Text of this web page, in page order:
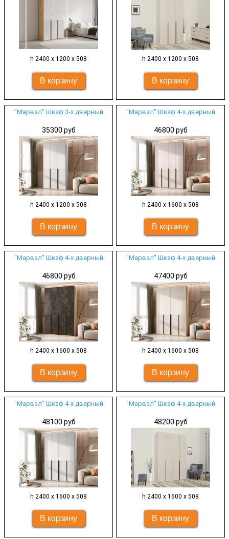
h 2400 х 1200 х 508 h 2400 х 1200 х 508
"Марвэл" Шкаф 3-х дверный
35300 руб
h 2400 х 1200 х 508
"Марвэл" Шкаф 4-х дверный
46800 руб
h 2400 х 1600 х 508
"Марвэл" Шкаф 4-х дверный
46800 руб
h 2400 х 1600 х 508
"Марвэл" Шкаф 4-х дверный
47400 руб
h 2400 х 1600 х 508
"Марвэл" Шкаф 4-х дверный
48100 руб
h 2400 х 1600 х 508
"Марвэл" Шкаф 4-х дверный
48200 руб
h 2400 х 1600 х 508